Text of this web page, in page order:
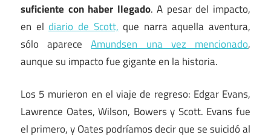
suficiente con haber llegado. A pesar del impacto,
en eldiario de Scott, que narra aquella aventura,
sólo apareceAmundsen una vez mencionado,
aunque su impacto fue gigante en la historia.
Los 5 murieron en el viaje de regreso: Edgar Evans,
Lawrence Oates, Wilson, Bowers y Scott. Evans fue
el primero, y Oates podríamos decir que se suicidó al